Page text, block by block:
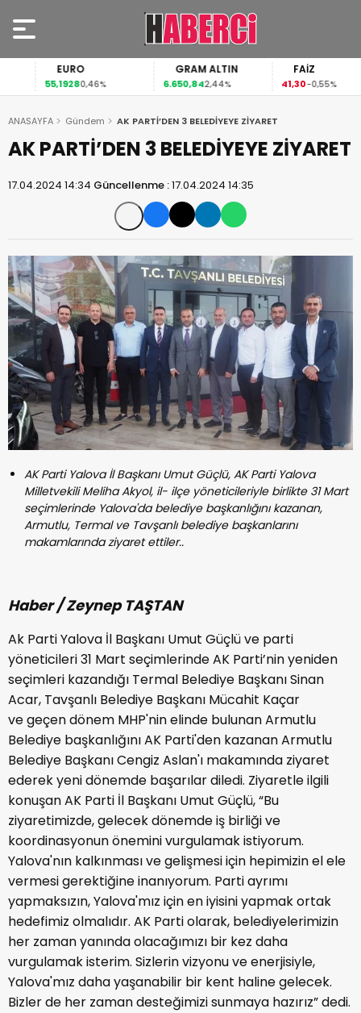
EURO
55,19280,46%
GRAM ALTIN
6.650,842,44%
FAİZ
41,30-0,55%
ANASAYFA Gündem AK PARTİ’DEN 3 BELEDİYEYE ZİYARET
AK PARTİ’DEN 3 BELEDİYEYE ZİYARET
17.04.2024 14:34 Güncellenme :17.04.2024 14:35
AK Parti Yalova İl Başkanı Umut Güçlü, AK Parti Yalova
Milletvekili Meliha Akyol, il- ilçe yöneticileriyle birlikte 31 Mart
seçimlerinde Yalova'da belediye başkanlığını kazanan,
Armutlu, Termal ve Tavşanlı belediye başkanlarını
makamlarında ziyaret ettiler..
Haber / Zeynep TAŞTAN
Ak Parti Yalova İl Başkanı Umut Güçlü ve parti
yöneticileri 31 Mart seçimlerinde AK Parti’nin yeniden
seçimleri kazandığı Termal Belediye Başkanı Sinan
Acar, Tavşanlı Belediye Başkanı Mücahit Kaçar
ve geçen dönem MHP'nin elinde bulunan Armutlu
Belediye başkanlığını AK Parti'den kazanan Armutlu
Belediye Başkanı Cengiz Aslan'ı makamında ziyaret
ederek yeni dönemde başarılar diledi. Ziyaretle ilgili
konuşan AK Parti İl Başkanı Umut Güçlü, “Bu
ziyaretimizde, gelecek dönemde iş birliği ve
koordinasyonun önemini vurgulamak istiyorum.
Yalova'nın kalkınması ve gelişmesi için hepimizin el ele
vermesi gerektiğine inanıyorum. Parti ayrımı
yapmaksızın, Yalova'mız için en iyisini yapmak ortak
hedefimiz olmalıdır. AK Parti olarak, belediyelerimizin
her zaman yanında olacağımızı bir kez daha
vurgulamak isterim. Sizlerin vizyonu ve enerjisiyle,
Yalova'mız daha yaşanabilir bir kent haline gelecek.
Bizler de her zaman desteğimizi sunmaya hazırız” dedi.